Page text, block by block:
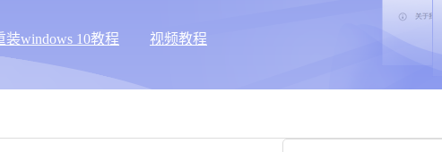
装windows 10教程 视频教程